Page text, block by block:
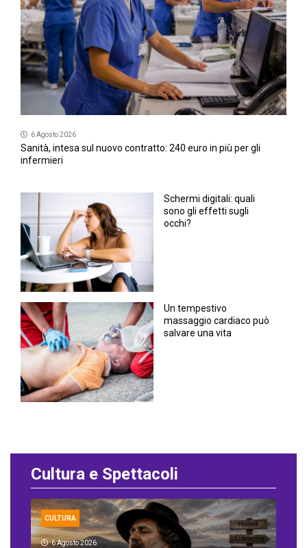
6 Agosto 2026
Sanità, intesa sul nuovo contratto: 240 euro in più per gli
infermieri
Schermi digitali: quali
sono gli effetti sugli
occhi?
Un tempestivo
massaggio cardiaco può
salvare una vita
Cultura e Spettacoli
CULTURA
6 Agosto 2026